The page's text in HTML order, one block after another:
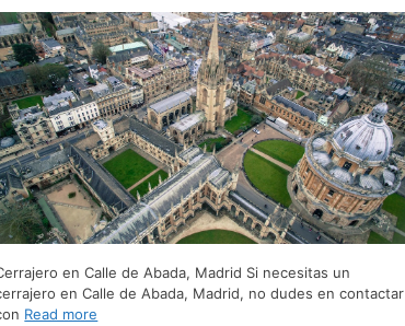
en Calle de Abada, Madrid Si necesitas un
en Calle de Abada, Madrid, no dudes en contactar
Read more